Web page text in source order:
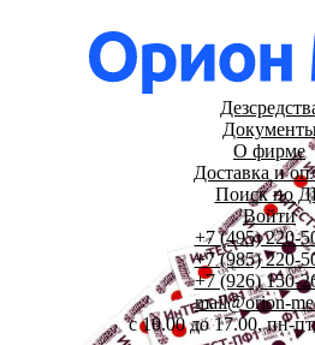
О фирме
Доставка и
Поиск по
Войти
+7 (495) 220-
+7 (985) 220-
+7 (926) 150-
mail@orion-
c 10.00 до 17.00, пн-